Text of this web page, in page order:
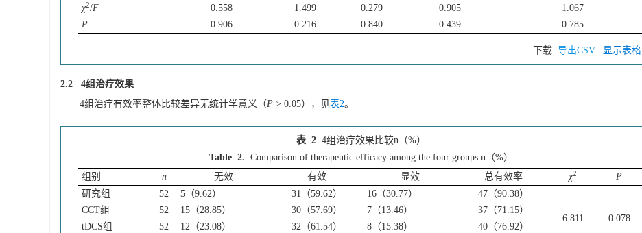
χ2/F 0.558 1.499 0.279 0.905
1.067
P
0.906 0.216 0.840 0.439 0.785
下载: 导出CSV | 显示表格
2.2 4组治疗效果
4组治疗有效率整体比较差异无统计学意义（P > 0.05），见表2。
表 2 4组治疗效果比较n（%）
Table 2. Comparison of therapeutic efficacy among the four groups n（%）
组别
n 无效 有效 显效 总有效率 χ2
P
研究组
52 5（9.62） 31（59.62） 16（30.77） 47（90.38）
6.811 0.078
CCT组 52 15（28.85） 30（57.69） 7（13.46）
37（71.15）
tDCS组
52 12（23.08） 32（61.54） 8（15.38） 40（76.92）